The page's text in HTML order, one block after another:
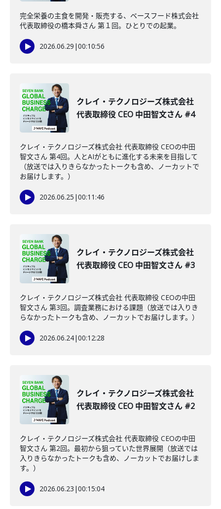
完全栄養の主食を開発・販売する、ベースフード株式会社
代表取締役の橋本舜さん 第１回。ひとりでの起業。
2026.06.29 |00:10:56
クレイ・テクノロジーズ株式会社
代表取締役 CEO 中田智文さん #4
クレイ・テクノロジーズ株式会社 代表取締役 CEOの中田
智文さん 第4回。人とAIがともに進化する未来を目指して
（放送では入りきらなかったトークも含め、ノーカットで
お届けします。）
2026.06.25 |00:11:46
クレイ・テクノロジーズ株式会社
代表取締役 CEO 中田智文さん #3
クレイ・テクノロジーズ株式会社 代表取締役 CEOの中田
智文さん 第3回。調査業務における課題（放送では入りき
らなかったトークも含め、ノーカットでお届けします。）
2026.06.24|00:12:28
クレイ・テクノロジーズ株式会社
代表取締役 CEO 中田智文さん #2
クレイ・テクノロジーズ株式会社 代表取締役 CEOの中田
智文さん 第2回。最初から狙っていた世界展開（放送では
入りきらなかったトークも含め、ノーカットでお届けしま
す。）
2026.06.23 |00:15:04